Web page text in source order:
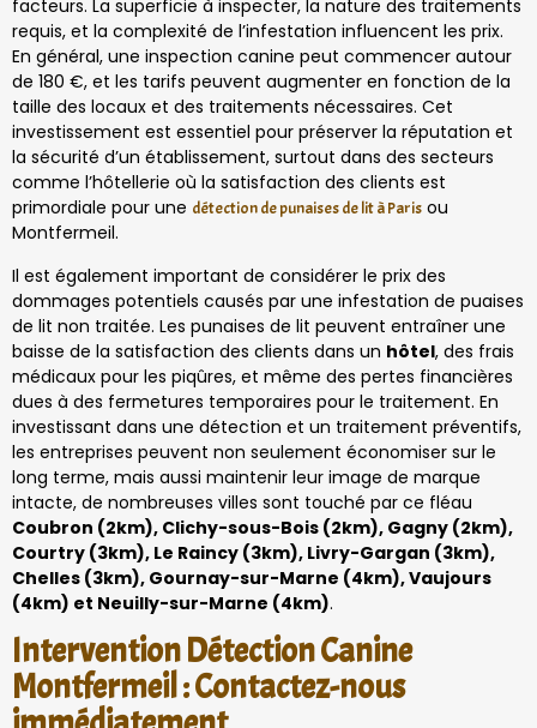
facteurs. La superficie à inspecter, la nature des traitements
requis, et la complexité de l’infestation influencent les prix.
En général, une inspection canine peut commencer autour
de 180 €, et les tarifs peuvent augmenter en fonction de la
taille des locaux et des traitements nécessaires. Cet
investissement est essentiel pour préserver la réputation et
la sécurité d’un établissement, surtout dans des secteurs
comme l’hôtellerie où la satisfaction des clients est
primordiale pour une détection de punaises de lit à Paris ou
Montfermeil.
Il est également important de considérer le prix des
dommages potentiels causés par une infestation de puaises
de lit non traitée. Les punaises de lit peuvent entraîner une
baisse de la satisfaction des clients dans un hôtel, des frais
médicaux pour les piqûres, et même des pertes financières
dues à des fermetures temporaires pour le traitement. En
investissant dans une détection et un traitement préventifs,
les entreprises peuvent non seulement économiser sur le
long terme, mais aussi maintenir leur image de marque
intacte, de nombreuses villes sont touché par ce fléau
Coubron (2km), Clichy-sous-Bois (2km), Gagny (2km),
Courtry (3km), Le Raincy (3km), Livry-Gargan (3km),
Chelles (3km), Gournay-sur-Marne (4km), Vaujours
(4km) et Neuilly-sur-Marne (4km).
Intervention Détection Canine
Montfermeil : Contactez-nous